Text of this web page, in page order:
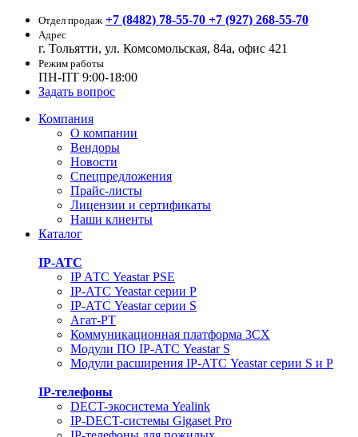
Отдел продаж +7 (8482) 78-55-70 +7 (927) 268-55-70
Адрес
г. Тольятти, ул. Комсомольская, 84а, офис 421
Режим работы
ПН-ПТ 9:00-18:00
Задать вопрос
Компания
О компании
Вендоры
Новости
Спецпредложения
Прайс-листы
Лицензии и сертификаты
Наши клиенты
Каталог
IP-АТС
IP АТС Yeastar PSE
IP-АТС Yeastar серии P
IP-АТС Yeastar серии S
Агат-РТ
Коммуникационная платформа 3CX
Модули ПО IP-АТС Yeastar S
Модули расширения IP-АТС Yeastar серии S и P
IP-телефоны
DECT-экосистема Yealink
IP-DECT-системы Gigaset Pro